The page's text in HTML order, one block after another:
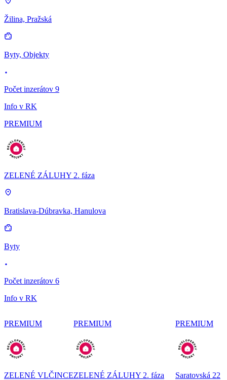
Žilina, Pražská
Byty, Objekty
Počet inzerátov 9
Info v RK
PREMIUM
ZELENÉ ZÁLUHY 2. fáza
Bratislava-Dúbravka, Hanulova
Byty
Počet inzerátov 6
Info v RK
PREMIUM
ZELENÉ VLČINCE
PREMIUM
ZELENÉ ZÁLUHY 2. fáza
PREMIUM
Saratovská 22